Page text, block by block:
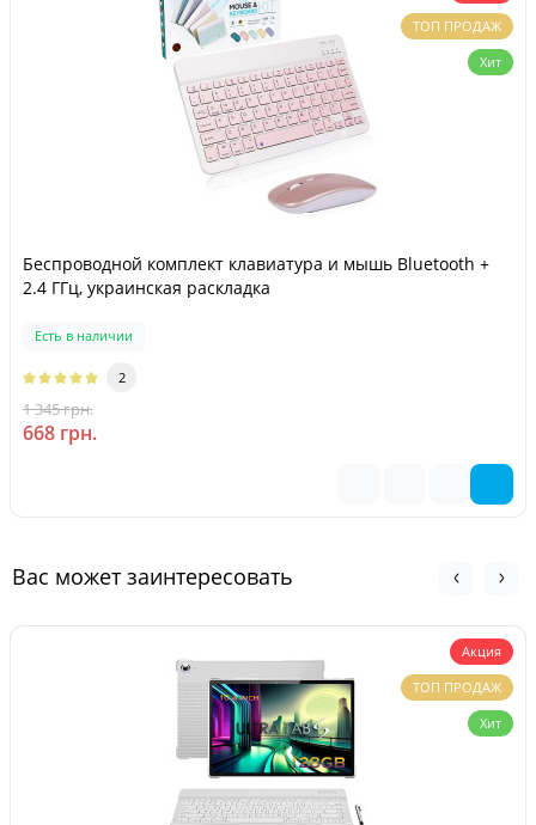
ТОП ПРОДАЖ
Хит
Беспроводной комплект клавиатура и мышь Bluetooth +
2.4 ГГц, украинская раскладка
Есть в наличии
2
1 345 грн.
668 грн.
Вас может заинтересовать
Акция
ТОП ПРОДАЖ
Хит